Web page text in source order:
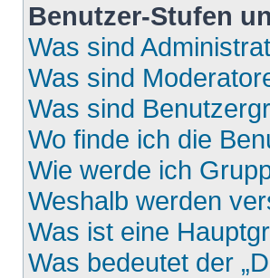
Benutzer-Stufen
Was sind
Was sind
Was sind
Wo finde ich die
Wie werde ich
Weshalb werden
Was ist eine
Was bedeutet der